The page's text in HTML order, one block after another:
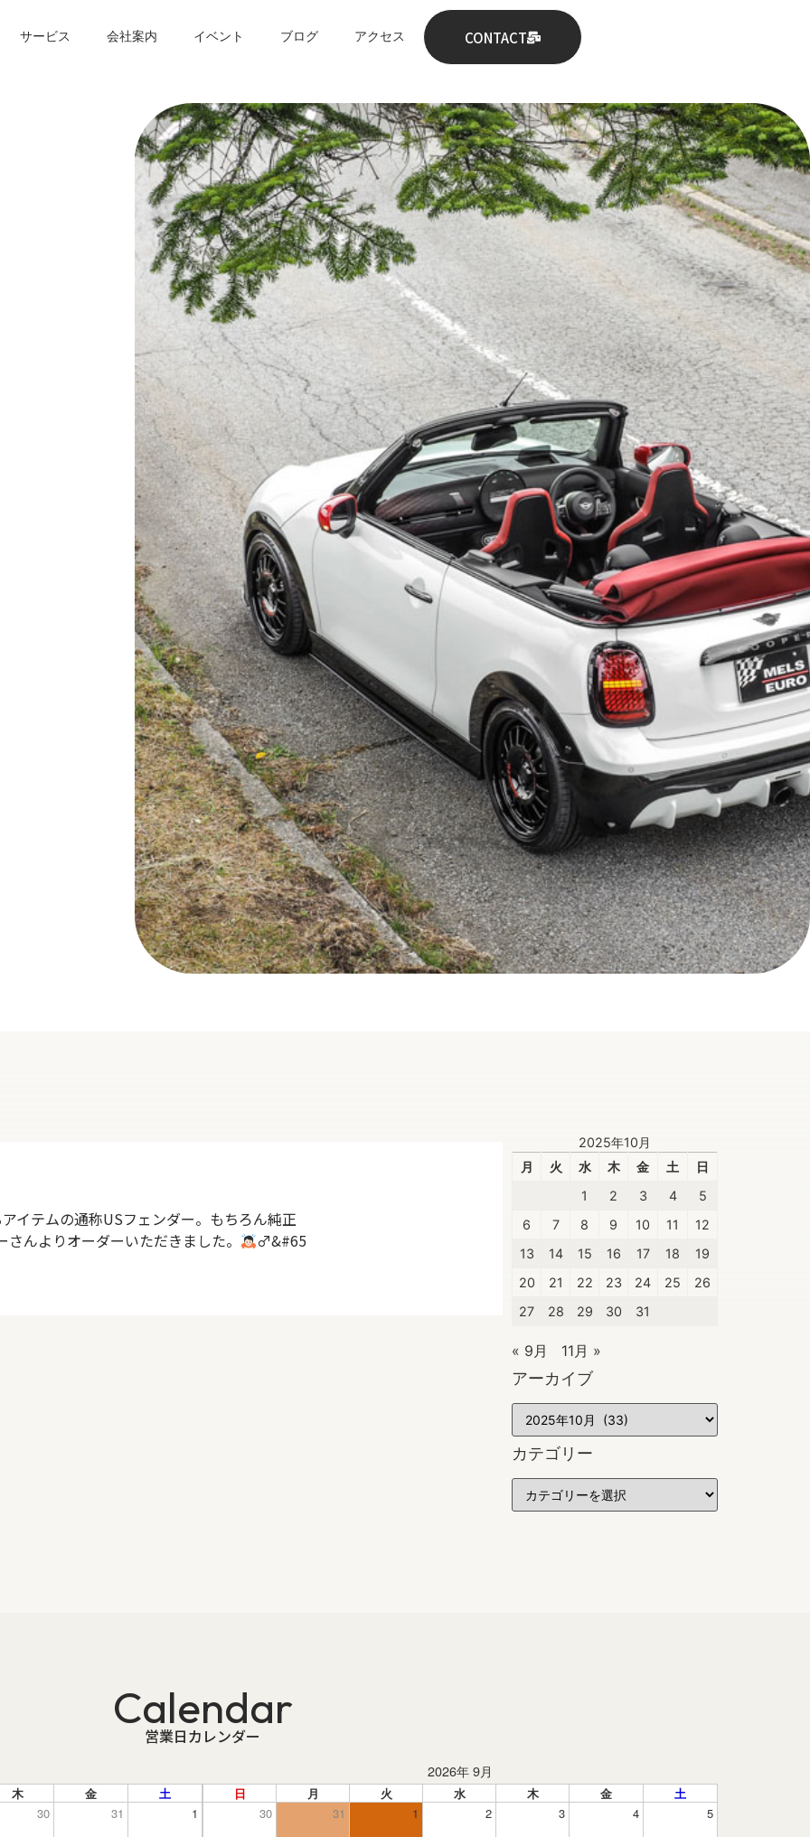
サービス 会社案内 イベント ブログ アクセス CONTACT
イテムの通称USフェンダー。もちろん純正
んよりオーダーいただきました。
‍♂&#65
2025年10月
月
火 水 木 金 土
日
1
2 3 4
5
6
7 8 9 10 11
12
13
14 15 16 17 18
19
20
21 22 23 24 25
26
27
28 29 30 31
« 9月 11月 »
アーカイブ
カテゴリー
Calendar
営業日カレンダー
木 金
土
30
31 1
2026年 9月
日 月 火 水 木 金
土
30
31 1 2 3 4 5